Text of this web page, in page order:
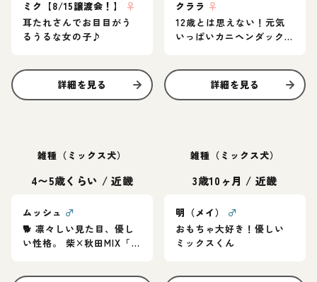
ミク【8/15譲渡会！】
♀
耳たれさんでお目目がう
るうるな女の子♪
詳細を見る
クララ ♀
12歳とは思えない！元気
いっぱいカニヘンダック
詳細を見る
雑種（ミックス犬）
4〜5歳くらい / 近畿
ムッシュ ♂
🐕 凛々しい見た目、優し
い性格。 柴×秋田MIX「ム
雑種（ミックス犬）
3歳10ヶ月 / 近畿
明（メイ）
♂
おもちゃ大好き！優しい
ミックスくん